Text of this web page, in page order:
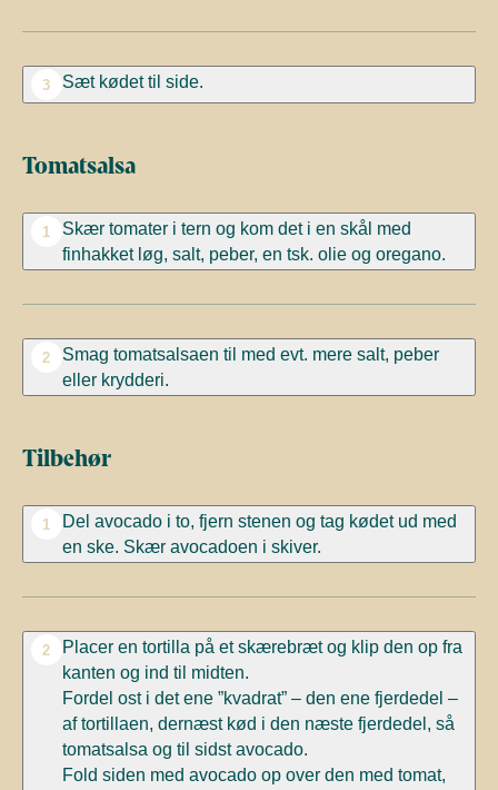
3 Sæt kødet til side.
Tomatsalsa
1 Skær tomater i tern og kom deti en skål med
finhakket løg, salt, peber, en tsk. olie og oregano.
2
Smag tomatsalsaen til med evt. mere salt, peber
eller krydderi.
Tilbehør
1
Del avocado i to, fjern stenen og tag kødet ud med
en ske. Skær avocadoen i skiver.
2
Placer en tortilla på et skærebræt og klip den op fra
kanten og ind til midten.
Fordel ost i det ene ”kvadrat” – den ene fjerdedel –
af tortillaen, dernæst kød i den næste fjerdedel, så
tomatsalsa og til sidst avocado.
Fold siden med avocado op over den med tomat,